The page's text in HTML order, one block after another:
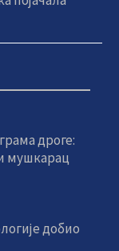
дроге:
мушкарац
добио